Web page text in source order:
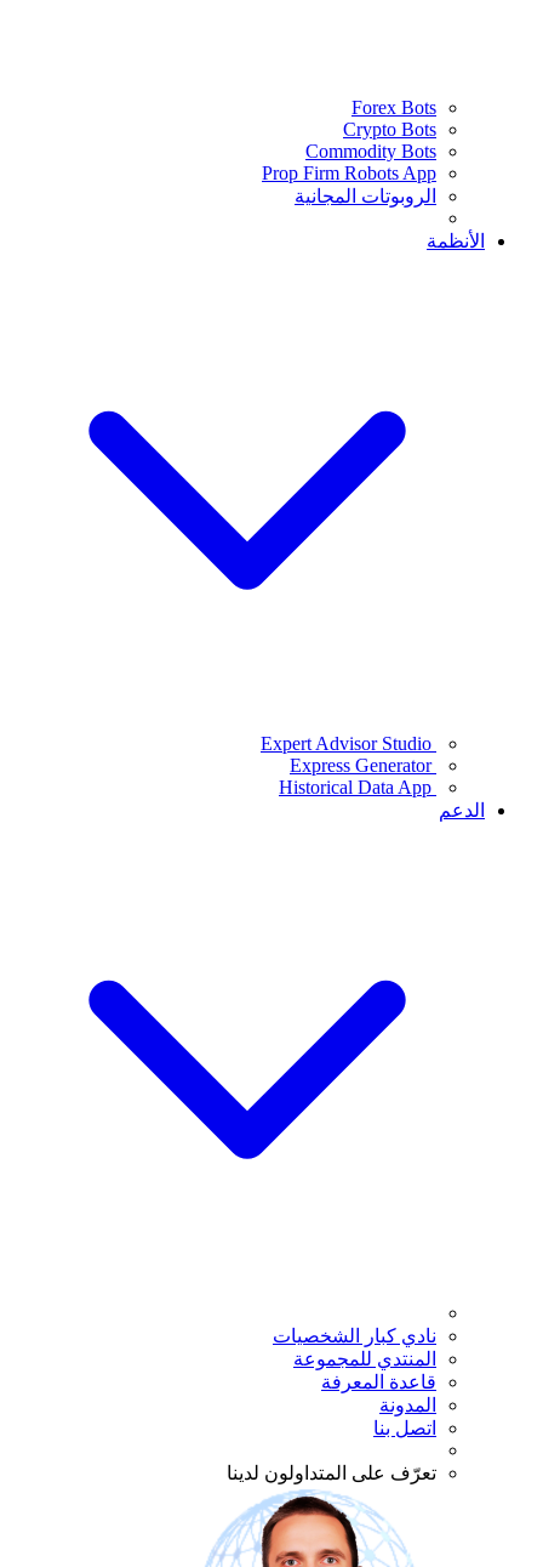
Forex Bots
Crypto Bots
Commodity Bots
Prop Firm Robots App
الروبوتات المجانية
الأنظمة
Expert Advisor Studio
Express Generator
Historical Data App
الدعم
نادي كبار الشخصيات
المنتدي للمجموعة
قاعدة المعرفة
المدونة
اتصل بنا
تعرّف على المتداولون لدينا